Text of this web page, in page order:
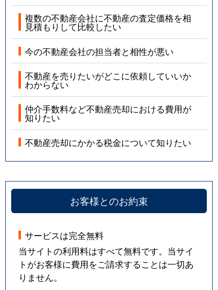
複数の不動産会社に不動産の査定価格を相
見積もりして比較したい
今の不動産会社の担当者と相性が悪い
不動産を売りたいがどこに依頼していいか
わからない
仲介手数料など不動産売却における費用が
知りたい
不動産売却にかかる税金について知りたい
お客様とのお約束
サービスは完全無料
当サイトの利用料はすべて無料です。当サイ
トがお客様に費用をご請求することは一切あ
りません。